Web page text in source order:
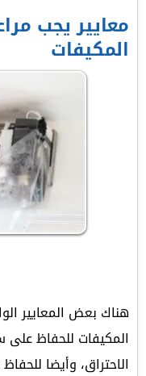
معايير يجب
المكيفات
هناك بعض المعايير
المكيفات للحفاظ
الاحتراق، وأيضا